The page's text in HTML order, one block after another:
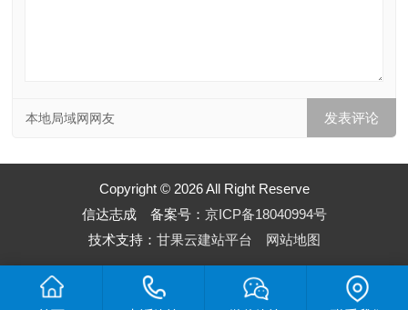
本地局域网网友
Copyright © 2026 All Right Reserve
信达志成 备案号： 京ICP备18040994号
技术支持： 甘果云建站平台 网站地图